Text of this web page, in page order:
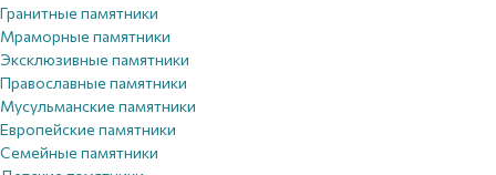
Гранитные памятники
Мраморные памятники
Эксклюзивные памятники
Православные памятники
Мусульманские памятники
Европейские памятники
Семейные памятники